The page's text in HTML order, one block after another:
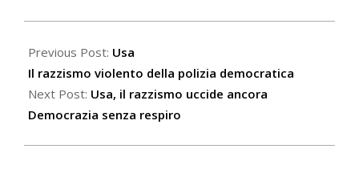
05-
30
Previous Post: Usa
Il razzismo violento della polizia democratica
Next Post: Usa, il razzismo uccide ancora
Democrazia senza respiro